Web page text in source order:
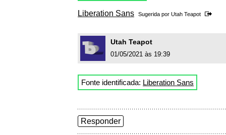
Liberation Sans Sugerida por Utah Teapot
Utah Teapot
01/05/2021 às 19:39
Fonte identificada: Liberation Sans
Responder